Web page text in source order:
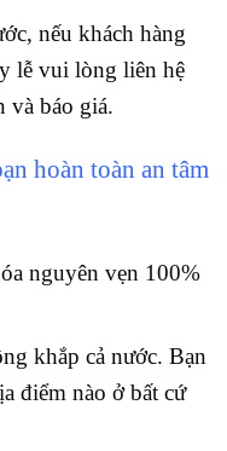
nếu khách hàng
lễ vui lòng liên hệ
và báo giá.
hoàn toàn an tâm
nguyên vẹn 100%
khắp cả nước. Bạn
điểm nào ở bất cứ